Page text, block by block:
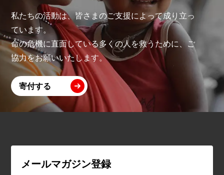
私たちの活動は、皆さまのご支援によって成り立っ
ています。
命の危機に直面している多くの人を救うために、ご
協力をお願いいたします。
寄付する
メールマガジン登録